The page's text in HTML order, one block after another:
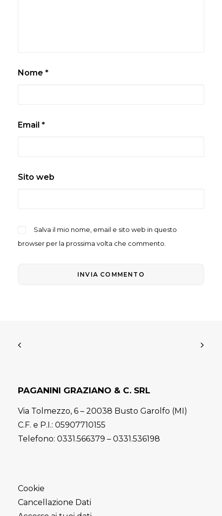
Nome *
Email *
Sito web
Salva il mio nome, email e sito web in questo
browser per la prossima volta che commento.
PAGANINI GRAZIANO & C. SRL
Via Tolmezzo, 6 – 20038 Busto Garolfo (MI)
C.F. e P.I.: 05907710155
Telefono: 0331.566379 – 0331.536198
Cookie
Cancellazione Dati